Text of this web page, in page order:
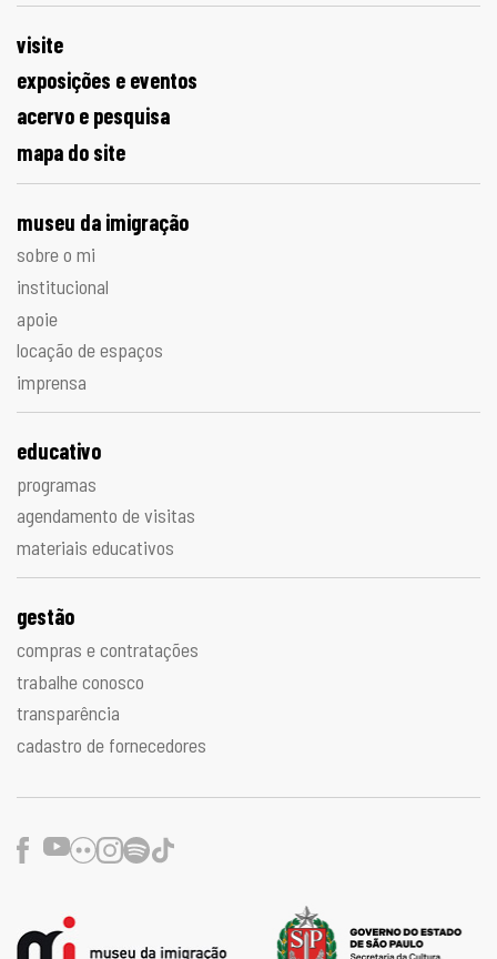
visite
exposições e eventos
acervo e pesquisa
mapa do site
museu da imigração
sobre o mi
institucional
apoie
locação de espaços
imprensa
educativo
programas
agendamento de visitas
materiais educativos
gestão
compras e contratações
trabalhe conosco
transparência
cadastro de fornecedores
Facebook
Youtube
FlickrInstagram
Spotify
TikTok